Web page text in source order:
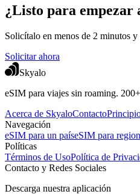
¿Listo para empezar
Solicítalo en menos de 2 minutos
Solicitar ahora
Skyalo
eSIM para viajes sin roaming.
Acerca de SkyaloContacto
Navegación
eSIM para un paíseSIM para
Políticas
Términos de UsoPolítica de
Contacto y Redes Sociales
Descarga nuestra aplicación